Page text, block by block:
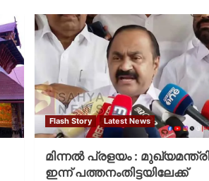
Flash Story Latest News
മിന്നല്‍ പ്രളയം : മുഖ്യമന്ത്രി
ഇന്ന് പത്തനംതിട്ടയിലേക്ക്